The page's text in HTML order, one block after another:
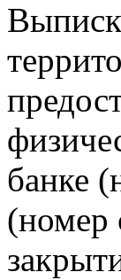
банке
(номер